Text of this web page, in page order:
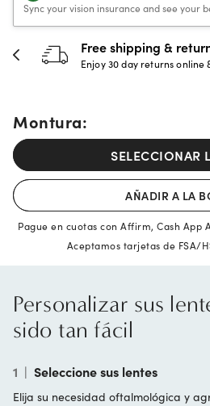
Sync your vision insurance and see your
& in store
Montura:
SELECCIONAR
AÑADIR A LA
Pague en cuotas con Affirm, Cash App
Aceptamos tarjetas de FSA/
Personalizar sus
sido tan fácil
1 | Seleccione sus lentes
Elija su necesidad oftalmológica y